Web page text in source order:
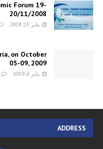
Forum 19-
20/11/2008
يناير 15, 2008
on October
05-09, 2009
يناير 6, 2009
ADDRESS